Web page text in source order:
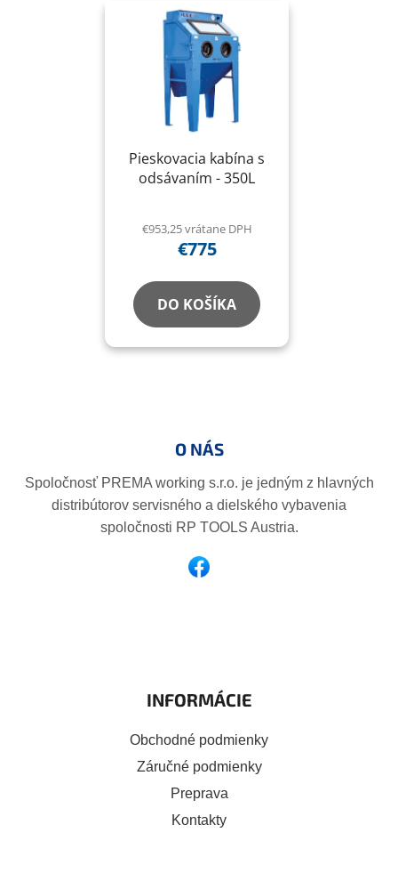
Pieskovacia kabína s
odsávaním - 350L
€953,25 vrátane DPH
€775
DO KOŠÍKA
O NÁS
Spoločnosť PREMA working s.r.o. je jedným z hlavných
distribútorov servisného a dielského vybavenia
spoločnosti RP TOOLS Austria.
INFORMÁCIE
Obchodné podmienky
Záručné podmienky
Preprava
Kontakty